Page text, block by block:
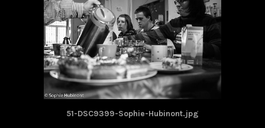
51-DSC9399-Sophie-Hubinont.jpg